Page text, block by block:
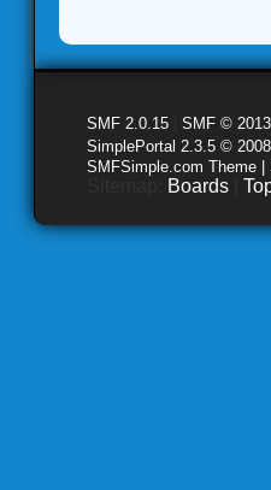
SMF 2.0.15 SMF © 2013
SimplePortal 2.3.5 ©
SMFSimple.com Theme |
Boards